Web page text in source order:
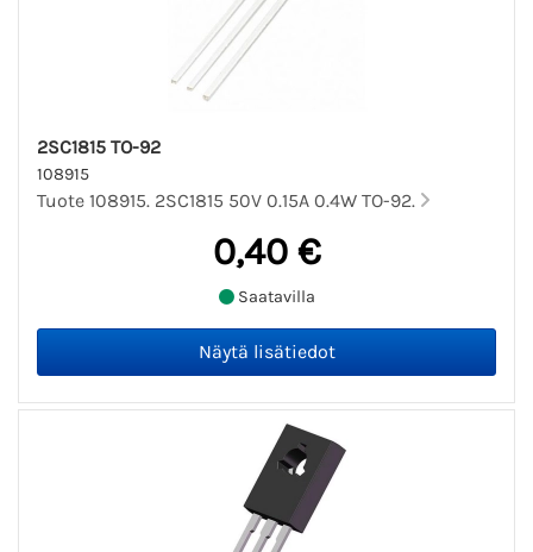
2SC1815 TO-92
108915
Tuote 108915. 2SC1815 50V 0.15A 0.4W TO-92.
0,40 €
Saatavilla